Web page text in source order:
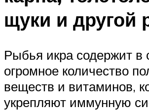
щуки и другой
Рыбья икра содержит в
огромное количество
веществ и витаминов,
укрепляют иммунную